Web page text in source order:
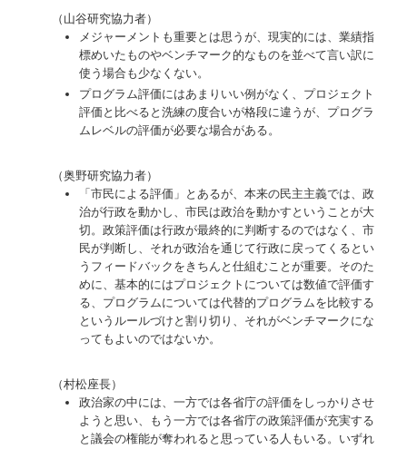
（山谷研究協力者）
メジャーメントも重要とは思うが、現実的には、業績指
標めいたものやベンチマーク的なものを並べて言い訳に
使う場合も少なくない。
プログラム評価にはあまりいい例がなく、プロジェクト
評価と比べると洗練の度合いが格段に違うが、プログラ
ムレベルの評価が必要な場合がある。
（奥野研究協力者）
「市民による評価」とあるが、本来の民主主義では、政
治が行政を動かし、市民は政治を動かすということが大
切。政策評価は行政が最終的に判断するのではなく、市
民が判断し、それが政治を通じて行政に戻ってくるとい
うフィードバックをきちんと仕組むことが重要。そのた
めに、基本的にはプロジェクトについては数値で評価す
る、プログラムについては代替的プログラムを比較する
というルールづけと割り切り、それがベンチマークにな
ってもよいのではないか。
（村松座長）
政治家の中には、一方では各省庁の評価をしっかりさせ
ようと思い、もう一方では各省庁の政策評価が充実する
と議会の権能が奪われると思っている人もいる。いずれ